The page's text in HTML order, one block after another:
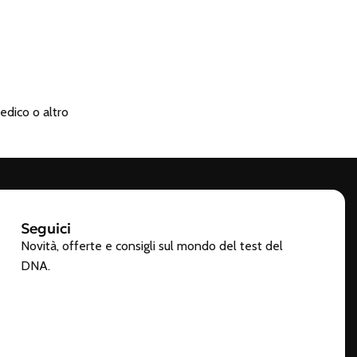
o altro
Seguici
Novità, offerte e consigli sul mondo del test del
DNA.